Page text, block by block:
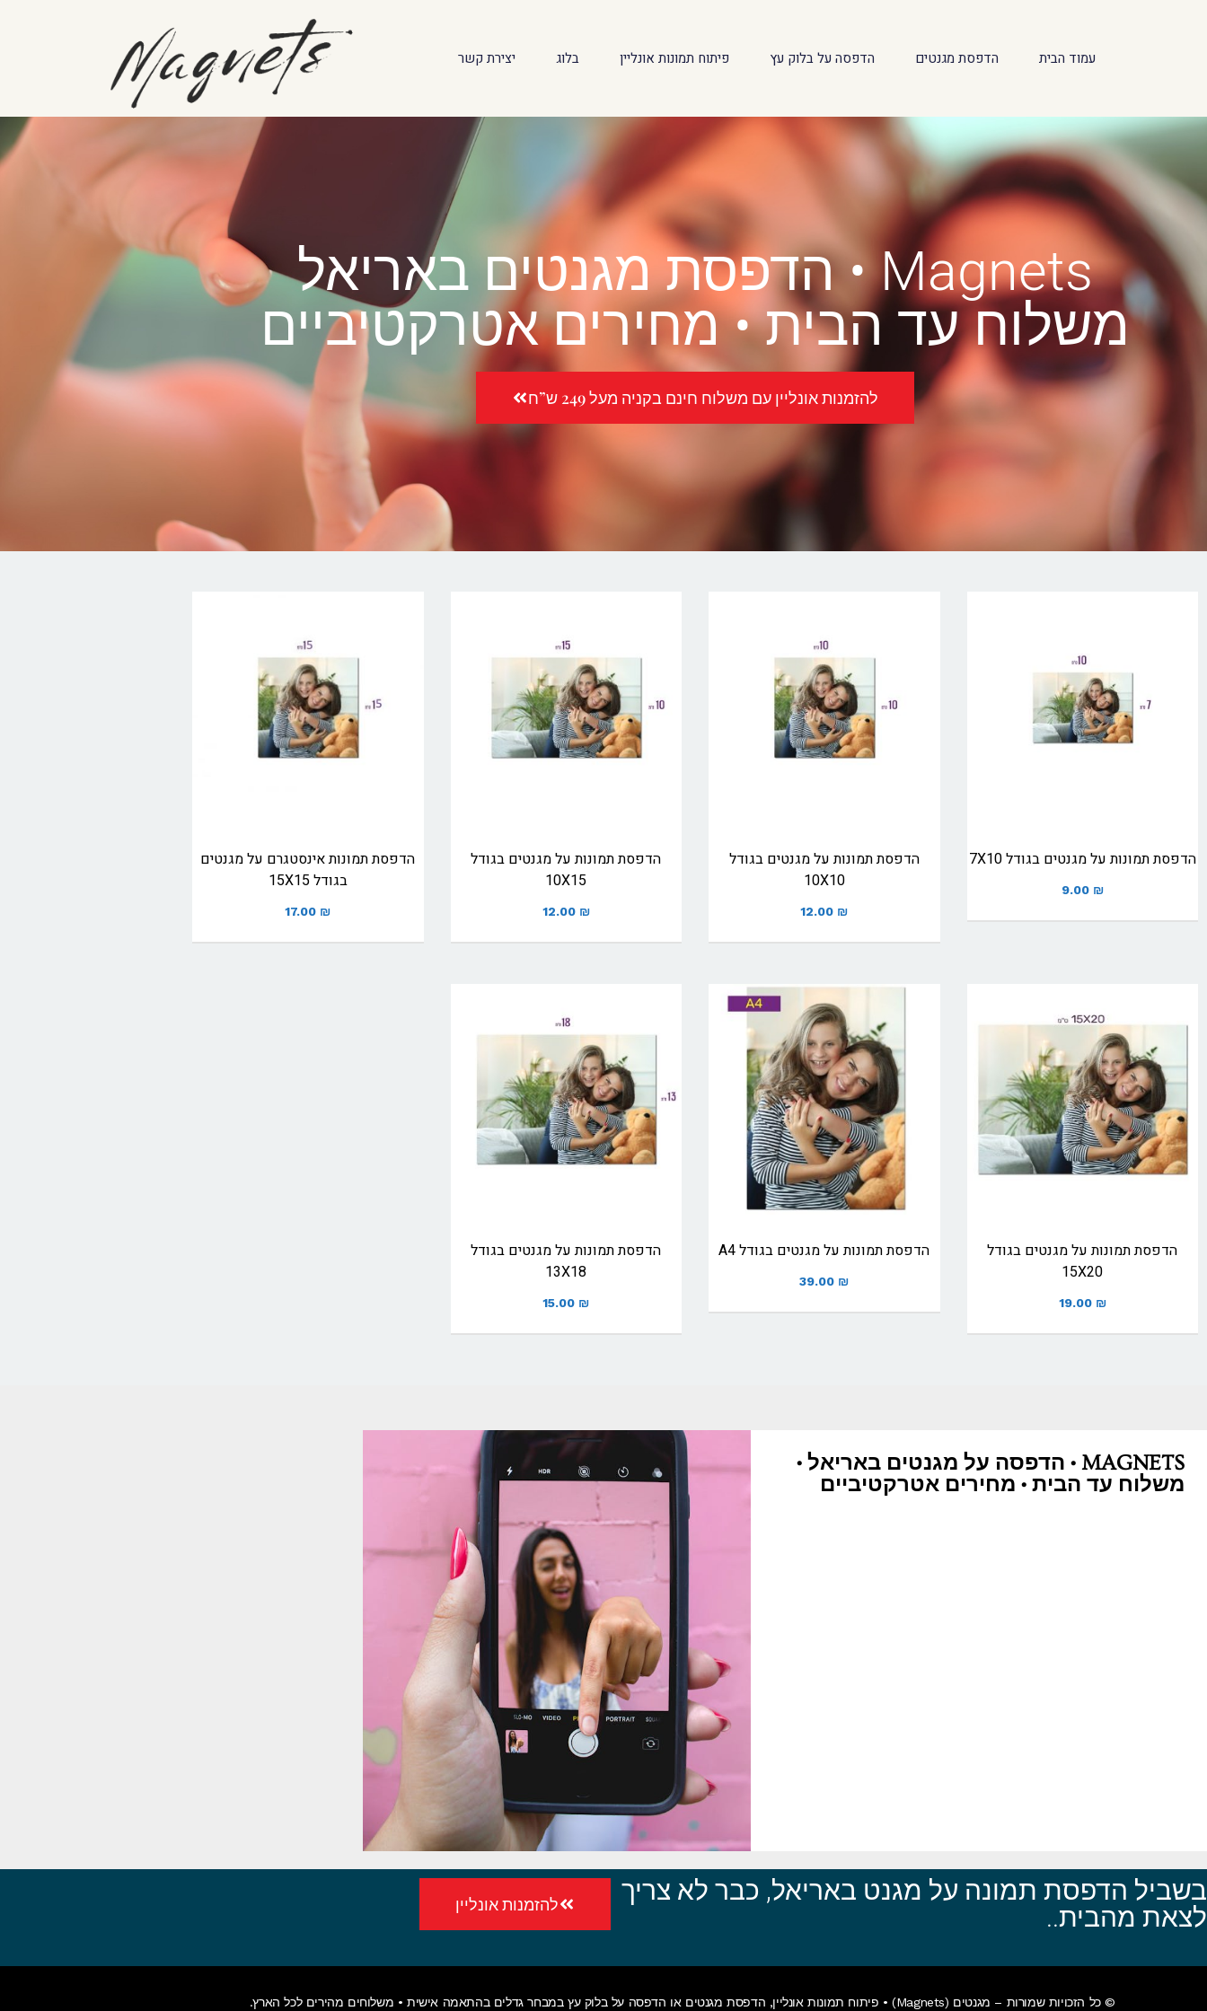
עמוד הבית הדפסת מגנטים הדפסה על בלוק עץ פיתוח תמונות אונליין בלוג יצירת קשר
Magnets • הדפסת מגנטים באריאל
משלוח עד הבית • מחירים אטרקטיביים
להזמנות אונליין עם משלוח חינם בקניה מעל 249 ש”ח
הדפסת תמונות על מגנטים בגודל 7X10
9.00 ₪
הדפסת תמונות על מגנטים בגודל
10X10
12.00 ₪
הדפסת תמונות על מגנטים בגודל
10X15
12.00 ₪
הדפסת תמונות אינסטגרם על מגנטים
בגודל 15X15
17.00 ₪
הדפסת תמונות על מגנטים בגודל
15X20
19.00 ₪
הדפסת תמונות על מגנטים בגודל A4
39.00 ₪
הדפסת תמונות על מגנטים בגודל
13X18
15.00 ₪
MAGNETS • הדפסה על מגנטים באריאל •
משלוח עד הבית • מחירים אטרקטיביים
בשביל הדפסת תמונה על מגנט באריאל, כבר לא צריך
לצאת מהבית..
להזמנות אונליין
© כל הזכויות שמורות – מגנטים (Magnets) • פיתוח תמונות אונליין, הדפסת מגנטים או הדפסה על בלוק עץ במבחר גדלים בהתאמה אישית • משלוחים מהירים לכל הארץ.